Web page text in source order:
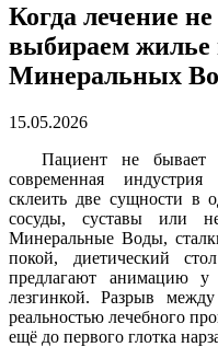
Когда лечение
выбираем жилье
Минеральных
15.05.2026
Пациент не бывает
современная
склеить две сущности в
сосуды, суставы или
Минеральные Воды,
покой, диетический
предлагают анимацию у
лезгинкой. Разрыв
реальностью лечебного
ещё до первого глотка